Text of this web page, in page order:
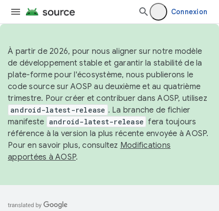
Connexion
À partir de 2026, pour nous aligner sur notre modèle
de développement stable et garantir la stabilité de la
plate-forme pour l'écosystème, nous publierons le
code source sur AOSP au deuxième et au quatrième
trimestre. Pour créer et contribuer dans AOSP, utilisez
android-latest-release . La branche de fichier
manifeste android-latest-release fera toujours
référence à la version la plus récente envoyée à AOSP.
Pour en savoir plus, consultez Modifications
apportées à AOSP.